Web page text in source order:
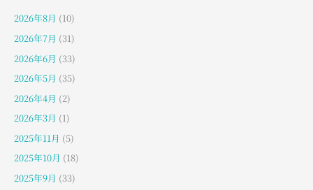
2026年8月 (10)
2026年7月 (31)
2026年6月 (33)
2026年5月 (35)
2026年4月 (2)
2026年3月 (1)
2025年11月 (5)
2025年10月 (18)
2025年9月 (33)